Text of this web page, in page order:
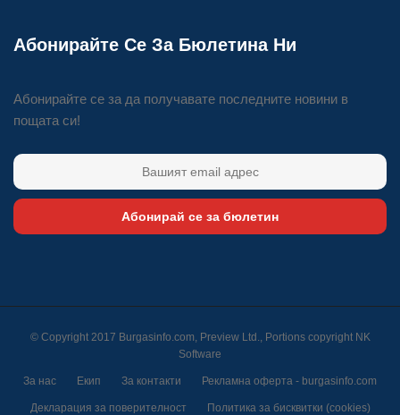
Абонирайте Се За Бюлетина Ни
Абонирайте се за да получавате последните новини в
пощата си!
Абонирай се за бюлетин
© Copyright 2017 Burgasinfo.com, Preview Ltd., Portions copyright NK
Software
За нас Екип За контакти Рекламна оферта - burgasinfo.com
Декларация за поверителност Политика за бисквитки (cookies)